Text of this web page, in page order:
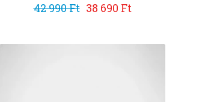
42 990 Ft 38 690 Ft